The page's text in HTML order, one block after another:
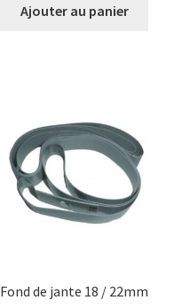
Ajouter au panier
Fond de jante 18 / 22mm